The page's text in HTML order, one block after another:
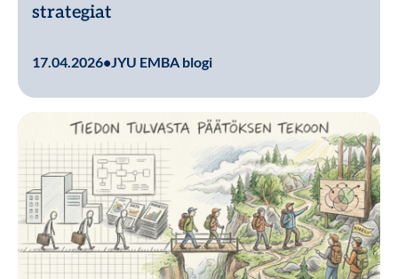
strategiat
17.04.2026• JYU EMBA blogi